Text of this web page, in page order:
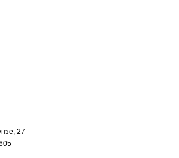
27